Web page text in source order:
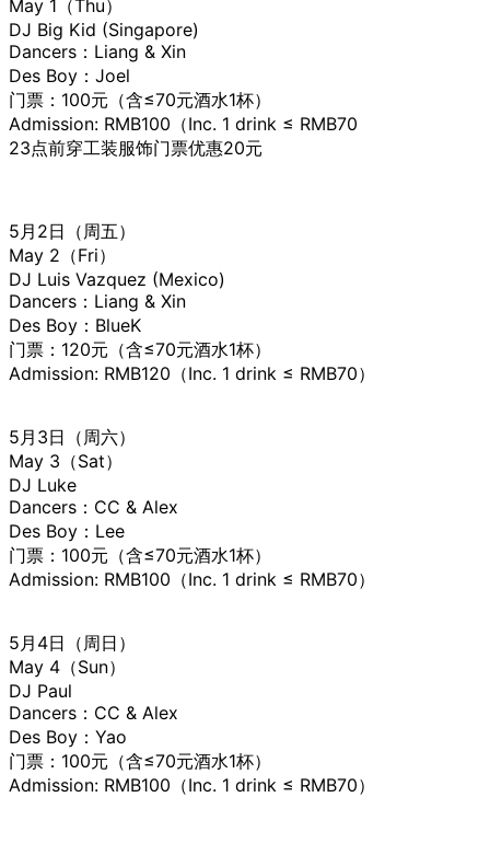
May 1（Thu）
DJ Big Kid (Singapore)
Dancers：Liang & Xin
Des Boy：Joel
门票：100元（含≤70元酒水1杯）
Admission: RMB100（Inc. 1 drink ≤ RMB70
23点前穿工装服饰门票优惠20元
5月2日（周五）
May 2（Fri）
DJ Luis Vazquez (Mexico)
Dancers：Liang & Xin
Des Boy：BlueK
门票：120元（含≤70元酒水1杯）
Admission: RMB120（Inc. 1 drink ≤ RMB70）
5月3日（周六）
May 3（Sat）
DJ Luke
Dancers：CC & Alex
Des Boy：Lee
门票：100元（含≤70元酒水1杯）
Admission: RMB100（Inc. 1 drink ≤ RMB70）
5月4日（周日）
May 4（Sun）
DJ Paul
Dancers：CC & Alex
Des Boy：Yao
门票：100元（含≤70元酒水1杯）
Admission: RMB100（Inc. 1 drink ≤ RMB70）